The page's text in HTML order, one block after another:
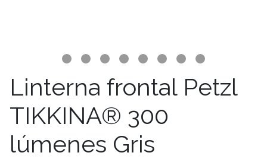
Linterna frontal Petzl
TIKKINA® 300
lúmenes Gris